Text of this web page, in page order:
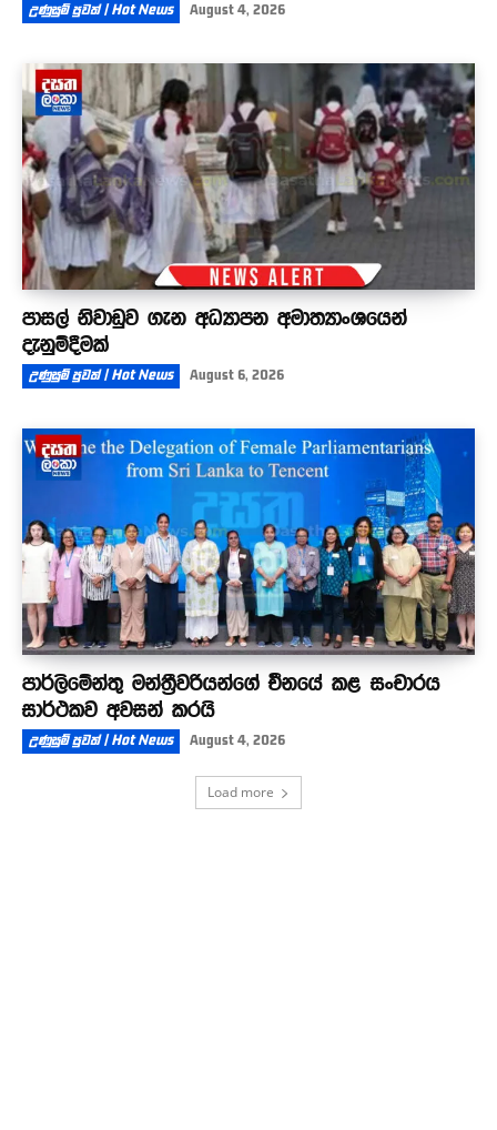
උණුසුම් පුවත් | Hot News August 4, 2026
පාසල් නිවාඩුව ගැන අධ්‍යාපන අමාත්‍යාංශයෙන්
දැනුම්දීමක්
උණුසුම් පුවත් | Hot News August 6, 2026
පාර්ලිමේන්තු මන්ත්‍රීවරියන්ගේ චීනයේ කළ සංචාරය
සාර්ථකව අවසන් කරයි
උණුසුම් පුවත් | Hot News August 4, 2026
Load more